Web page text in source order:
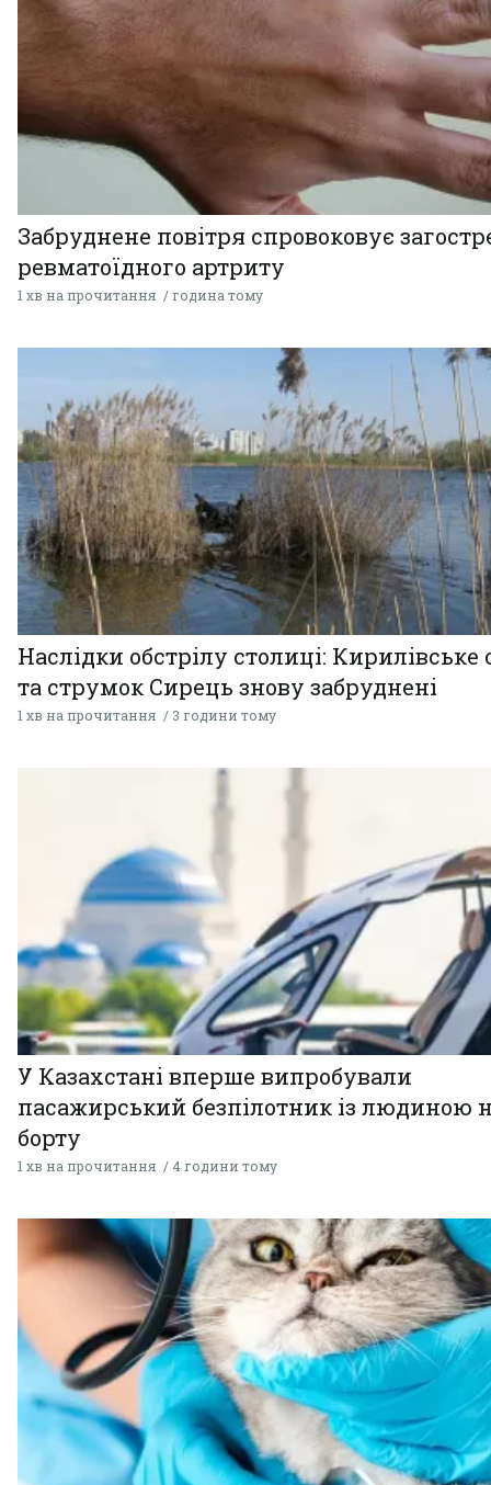
Забруднене повітря спровоковує
ревматоїдного артриту
1 хв на прочитання година тому
Наслідки обстрілу столиці: Кирилівське
та струмок Сирець знову забруднені
1 хв на прочитання 3 години тому
У Казахстані вперше випробували
пасажирський безпілотник із людиною
борту
1 хв на прочитання 4 години тому